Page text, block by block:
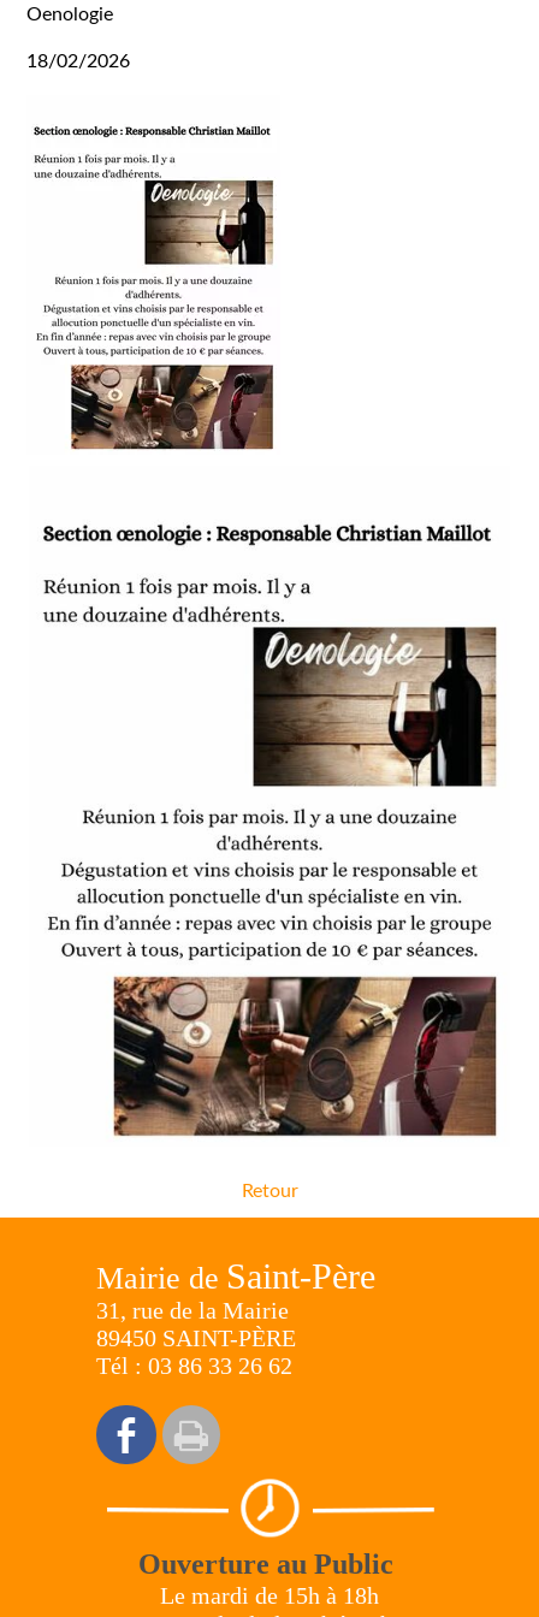
Oenologie
18/02/2026
Retour
Mairie de Saint-Père
31, rue de la Mairie
89450 SAINT-PÈRE
Tél : 03 86 33 26 62
Ouverture au Public
Le mardi de 15h à 18h